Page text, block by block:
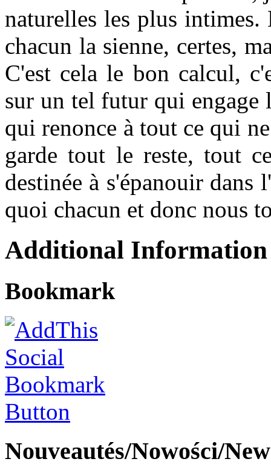
naturelles les plus
chacun la sienne, certes,
C'est cela le bon calcul,
sur un tel futur qui engage
qui renonce à tout ce qui
garde tout le reste, tout
destinée à s'épanouir
quoi chacun et donc nous
Additional Information
Bookmark
Nouveautés/Nowości/